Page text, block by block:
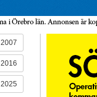
2007
2016
2025